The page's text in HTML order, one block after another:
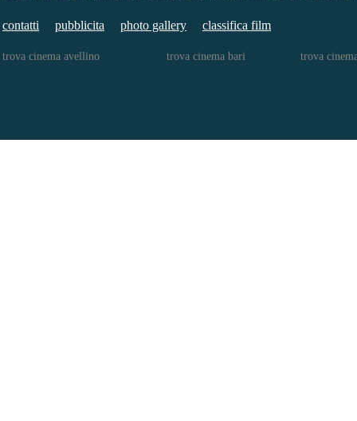
contatti pubblicita photo gallery classifica film
trova cinema avellino trova cinema bari trova